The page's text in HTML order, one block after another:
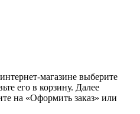
магазине выберите
его в корзину. Далее
на «Оформить заказ» или